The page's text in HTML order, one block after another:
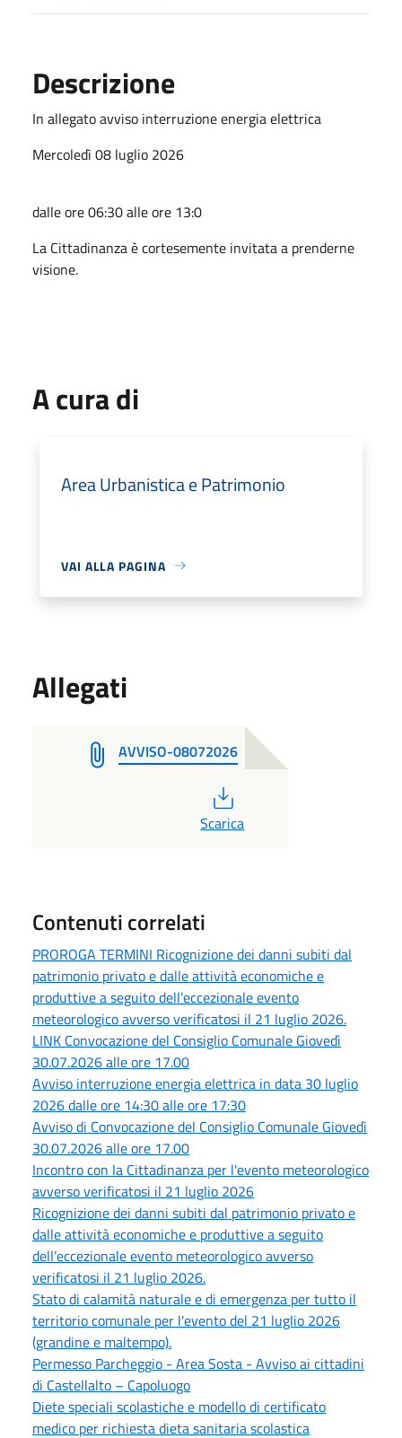
Descrizione
In allegato avviso interruzione energia elettrica
Mercoledì 08 luglio 2026
dalle ore 06:30 alle ore 13:0
La Cittadinanza è cortesemente invitata a prenderne
visione.
A cura di
Area Urbanistica e Patrimonio
VAI ALLA PAGINA
Allegati
AVVISO-08072026
Scarica
Contenuti correlati
PROROGA TERMINI Ricognizione dei danni subiti dal
patrimonio privato e dalle attività economiche e
produttive a seguito dell’eccezionale evento
meteorologico avverso verificatosi il 21 luglio 2026.
LINK Convocazione del Consiglio Comunale Giovedì
30.07.2026 alle ore 17.00
Avviso interruzione energia elettrica in data 30 luglio
2026 dalle ore 14:30 alle ore 17:30
Avviso di Convocazione del Consiglio Comunale Giovedì
30.07.2026 alle ore 17.00
Incontro con la Cittadinanza per l'evento meteorologico
avverso verificatosi il 21 luglio 2026
Ricognizione dei danni subiti dal patrimonio privato e
dalle attività economiche e produttive a seguito
dell’eccezionale evento meteorologico avverso
verificatosi il 21 luglio 2026.
Stato di calamità naturale e di emergenza per tutto il
territorio comunale per l'evento del 21 luglio 2026
(grandine e maltempo).
Permesso Parcheggio - Area Sosta - Avviso ai cittadini
di Castellalto – Capoluogo
Diete speciali scolastiche e modello di certificato
medico per richiesta dieta sanitaria scolastica